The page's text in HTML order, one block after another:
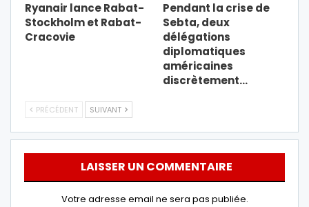
Ryanair lance Rabat-
Stockholm et Rabat-
Cracovie
Pendant la crise de
Sebta, deux
délégations
diplomatiques
américaines
discrètement…
PRÉCÉDENT SUIVANT
LAISSER UN COMMENTAIRE
Votre adresse email ne sera pas publiée.